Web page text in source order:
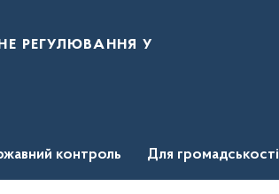
регулювання у
контроль Для громадськості